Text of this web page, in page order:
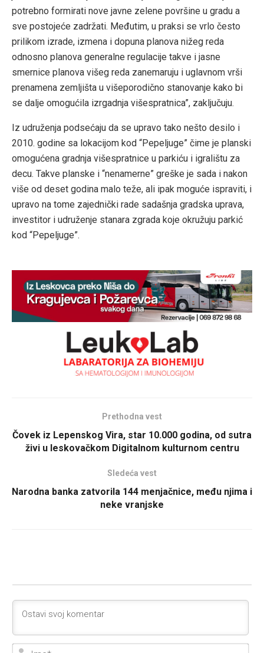
potrebno formirati nove javne zelene površine u gradu a
sve postojeće zadržati. Međutim, u praksi se vrlo često
prilikom izrade, izmena i dopuna planova nižeg reda
odnosno planova generalne regulacije takve i jasne
smernice planova višeg reda zanemaruju i uglavnom vrši
prenamena zemljišta u višeporodično stanovanje kako bi
se dalje omogućila izrgadnja višespratnica”, zaključuju.
Iz udruženja podsećaju da se upravo tako nešto desilo i
2010. godine sa lokacijom kod “Pepeljuge” čime je planski
omogućena gradnja višespratnice u parkiću i igralištu za
decu. Takve planske i “nenamerne” greške je sada i nakon
više od deset godina malo teže, ali ipak moguće ispraviti, i
upravo na tome zajednički rade sadašnja gradska uprava,
investitor i udruženje stanara zgrada koje okružuju parkić
kod “Pepeljuge”.
Prethodna vest
Čovek iz Lepenskog Vira, star 10.000 godina, od sutra
živi u leskovačkom Digitalnom kulturnom centru
Sledeća vest
Narodna banka zatvorila 144 menjačnice, među njima i
neke vranjske